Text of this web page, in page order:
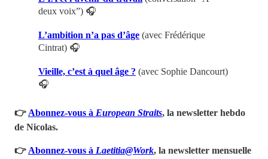
deux voix”) 🎧
L’ambition n’a pas d’âge (avec Frédérique
Cintrat) 🎧
Vieille, c’est à quel âge ? (avec Sophie Dancourt)
🎧
👉 Abonnez-vous à European Straits, la newsletter hebdo
de Nicolas.
👉 Abonnez-vous à Laetitia@Work, la newsletter mensuelle